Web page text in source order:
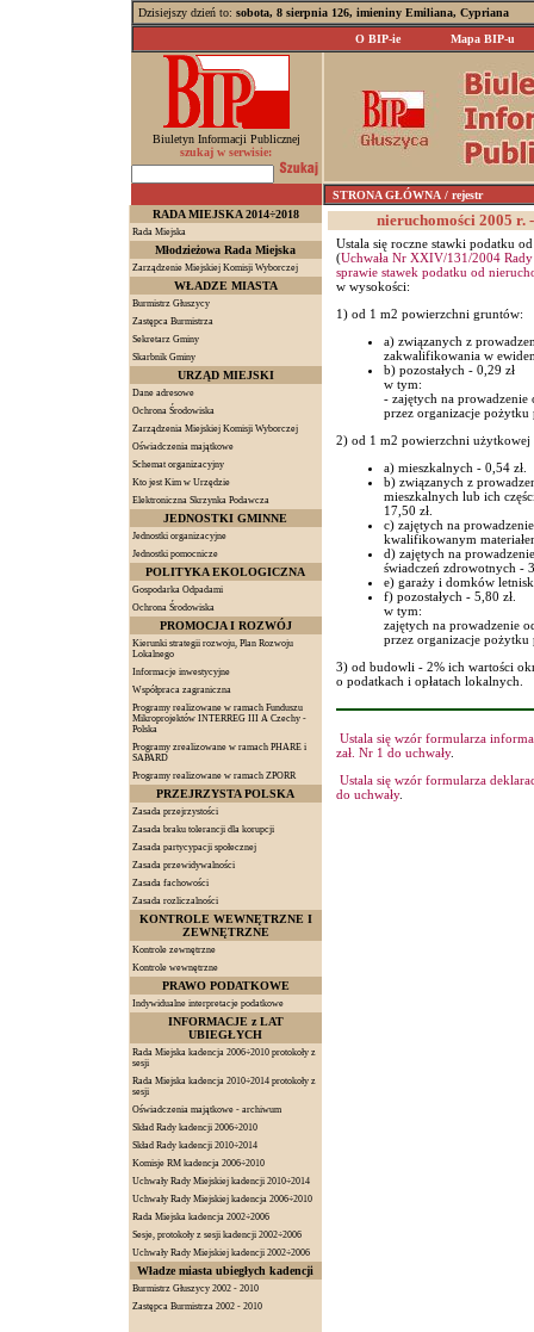
Dzisiejszy dzień to: sobota, 8 sierpnia 126, imieniny Emiliana, Cypriana
O BIP-ie
Mapa BIP-u
Biuletyn Informacji Publicznej
szukaj w serwisie:
STRONA GŁÓWNA / rejestr
RADA MIEJSKA 2014÷2018
Rada Miejska
Młodzieżowa Rada Miejska
Zarządzenie Miejskiej Komisji Wyborczej
WŁADZE MIASTA
Burmistrz Głuszycy
Zastępca Burmistrza
Sekretarz Gminy
Skarbnik Gminy
URZĄD MIEJSKI
Dane adresowe
Ochrona Środowiska
Zarządzenia Miejskiej Komisji Wyborczej
Oświadczenia majątkowe
Schemat organizacyjny
Kto jest Kim w Urzędzie
Elektroniczna Skrzynka Podawcza
JEDNOSTKI GMINNE
Jednostki organizacyjne
Jednostki pomocnicze
POLITYKA EKOLOGICZNA
Gospodarka Odpadami
Ochrona Środowiska
PROMOCJA I ROZWÓJ
Kierunki strategii rozwoju, Plan Rozwoju
Lokalnego
Informacje inwestycyjne
Współpraca zagraniczna
Programy realizowane w ramach Funduszu
Mikroprojektów INTERREG III A Czechy -
Polska
Programy zrealizowane w ramach PHARE i
SAPARD
Programy realizowane w ramach ZPORR
PRZEJRZYSTA POLSKA
Zasada przejrzystości
Zasada braku tolerancji dla korupcji
Zasada partycypacji społecznej
Zasada przewidywalności
Zasada fachowości
Zasada rozliczalności
KONTROLE WEWNĘTRZNE I
ZEWNĘTRZNE
Kontrole zewnętrzne
Kontrole wewnętrzne
PRAWO PODATKOWE
Indywidualne interpretacje podatkowe
INFORMACJE z LAT
UBIEGŁYCH
Rada Miejska kadencja 2006÷2010 protokoły z
sesji
Rada Miejska kadencja 2010÷2014 protokoły z
sesji
Oświadczenia majątkowe - archiwum
Skład Rady kadencji 2006÷2010
Skład Rady kadencji 2010÷2014
Komisje RM kadencja 2006÷2010
Uchwały Rady Miejskiej kadencji 2010÷2014
Uchwały Rady Miejskiej kadencja 2006÷2010
Rada Miejska kadencja 2002÷2006
Sesje, protokoły z sesji kadencji 2002÷2006
Uchwały Rady Miejskiej kadencji 2002÷2006
Władze miasta ubiegłych kadencji
Burmistrz Głuszycy 2002 - 2010
Zastępca Burmistrza 2002 - 2010
nieruchomości 2005 r.
Ustala się roczne stawki podatku
(Uchwała Nr XXIV/131/2004
sprawie stawek podatku od
w wysokości:
1) od 1 m2 powierzchni gruntów:
a) związanych z
zakwalifikowania w
b) pozostałych - 0,29 zł
w tym:
- zajętych na prowadzenie
przez organizacje pożytku
2) od 1 m2 powierzchni
a) mieszkalnych - 0,54 zł.
b) związanych z
mieszkalnych lub ich
17,50 zł.
c) zajętych na
kwalifikowanym
d) zajętych na
świadczeń zdrowotnych -
e) garaży i domków
f) pozostałych - 5,80 zł.
w tym:
zajętych na prowadzenie
przez organizacje pożytku
3) od budowli - 2% ich wartości
o podatkach i opłatach lokalnych.
Ustala się wzór formularza
zał. Nr 1 do uchwały.
Ustala się wzór formularza
do uchwały.